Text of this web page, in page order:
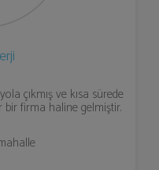
çıkmış ve kısa sürede
bir firma haline gelmiştir.